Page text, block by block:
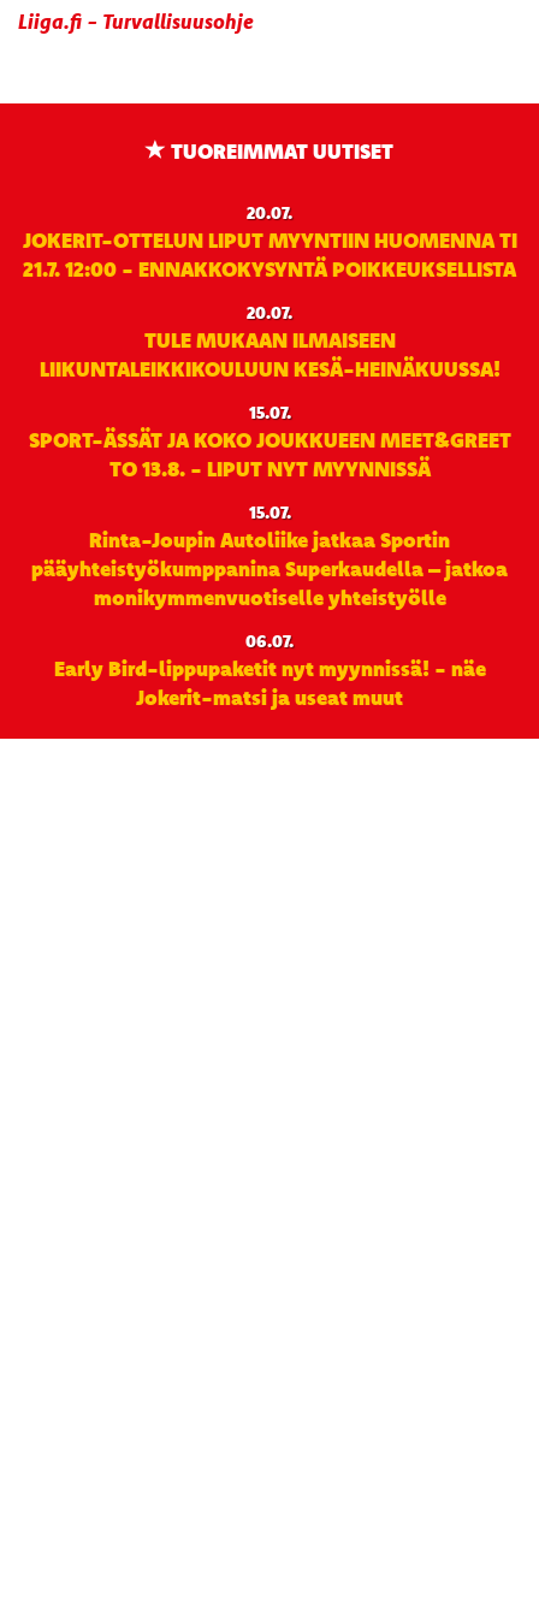
Liiga.fi - Turvallisuusohje
TUOREIMMAT UUTISET
20.07.
JOKERIT-OTTELUN LIPUT MYYNTIIN HUOMENNA TI
21.7. 12:00 - ENNAKKOKYSYNTÄ POIKKEUKSELLISTA
20.07.
TULE MUKAAN ILMAISEEN
LIIKUNTALEIKKIKOULUUN KESÄ-HEINÄKUUSSA!
15.07.
SPORT-ÄSSÄT JA KOKO JOUKKUEEN MEET&GREET
TO 13.8. - LIPUT NYT MYYNNISSÄ
15.07.
Rinta-Joupin Autoliike jatkaa Sportin
pääyhteistyökumppanina Superkaudella – jatkoa
monikymmenvuotiselle yhteistyölle
06.07.
Early Bird-lippupaketit nyt myynnissä! - näe
Jokerit-matsi ja useat muut